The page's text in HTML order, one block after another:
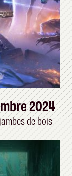
2024
de bois